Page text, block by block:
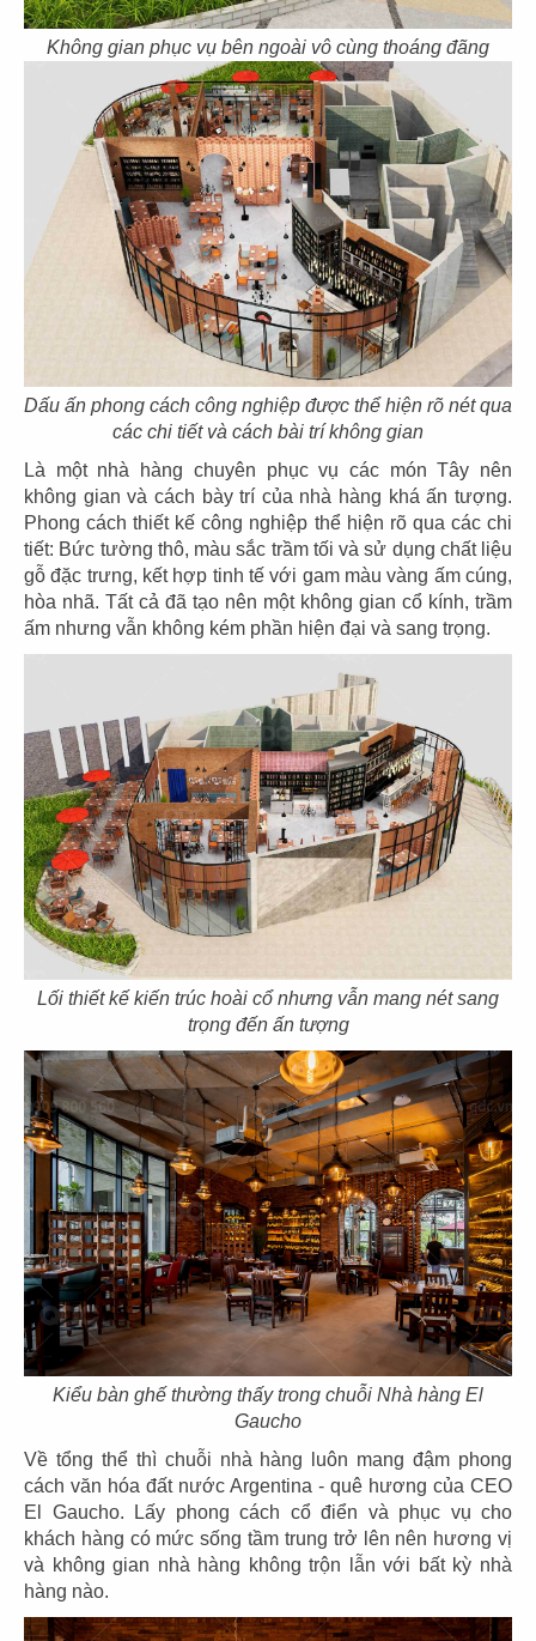
Không gian phục vụ bên ngoài vô cùng thoáng đãng
Dấu ấn phong cách công nghiệp được thể hiện rõ nét qua
các chi tiết và cách bài trí không gian
Là một nhà hàng chuyên phục vụ các món Tây nên
không gian và cách bày trí của nhà hàng khá ấn tượng.
Phong cách thiết kế công nghiệp thể hiện rõ qua các chi
tiết: Bức tường thô, màu sắc trầm tối và sử dụng chất liệu
gỗ đặc trưng, kết hợp tinh tế với gam màu vàng ấm cúng,
hòa nhã. Tất cả đã tạo nên một không gian cổ kính, trầm
ấm nhưng vẫn không kém phần hiện đại và sang trọng.
Lối thiết kế kiến trúc hoài cổ nhưng vẫn mang nét sang
trọng đến ấn tượng
Kiểu bàn ghế thường thấy trong chuỗi Nhà hàng El
Gaucho
Về tổng thể thì chuỗi nhà hàng luôn mang đậm phong
cách văn hóa đất nước Argentina - quê hương của CEO
El Gaucho. Lấy phong cách cổ điển và phục vụ cho
khách hàng có mức sống tầm trung trở lên nên hương vị
và không gian nhà hàng không trộn lẫn với bất kỳ nhà
hàng nào.
11
KOI THÉ
12
KOI CAFÉ
CN Nguyễn Đức Cảnh
13 14
KOI CAFÉ
CN Q.3
15
AMERICANO
COFFEE
CN Gò Vấp
16
DAO NIU GUO
CN Nguyễn Tri Phương
17
DRAGON HOTPOT
CN Cao Thắng
18
DRAGON HOTPOT
CN Vincom Q9
19
DRAGON HOTPOT
20
DRAGON HOTPOT
21
SAN FU LOU
CN Hikari - Bình Dương
22
SAN FU LOU
CN Vincom Đồng Khởi
23
HOÀNG TÂM
CN Vinhomes - Q. Bình Thạnh
24
HOÀNG TÂM
CN Nguyễn Cảnh Chân - Q.1